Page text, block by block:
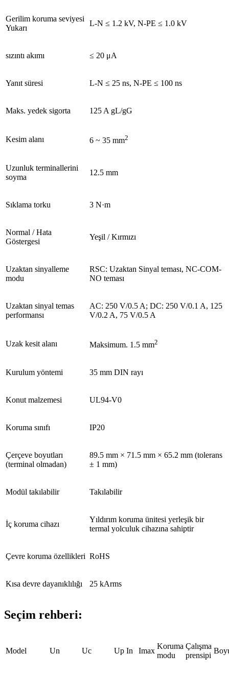
Gerilim koruma seviyesi
Yukarı
L-N ≤ 1.2 kV, N-PE ≤ 1.0 kV
sızıntı akımı ≤ 20 μA
Yanıt süresi L-N ≤ 25 ns, N-PE ≤ 100 ns
Maks. yedek sigorta 125 A gL/gG
Kesim alanı 6 ~ 35 mm2
Uzunluk terminallerini
soyma
12.5 mm
Sıklama torku 3 N·m
Normal / Hata
Göstergesi
Yeşil / Kırmızı
Uzaktan sinyalleme
modu
RSC: Uzaktan Sinyal teması, NC-COM-
NO teması
Uzaktan sinyal temas
performansı
AC: 250 V/0.5 A; DC: 250 V/0.1 A, 125
V/0.2 A, 75 V/0.5 A
Uzak kesit alanı Maksimum. 1.5 mm2
Kurulum yöntemi 35 mm DIN rayı
Konut malzemesi UL94-V0
Koruma sınıfı IP20
Çerçeve boyutları
(terminal olmadan)
89.5 mm × 71.5 mm × 65.2 mm (tolerans
± 1 mm)
Modül takılabilir Takılabilir
İç koruma cihazı
Yıldırım koruma ünitesi yerleşik bir
termal yolculuk cihazına sahiptir
Çevre koruma özellikleri RoHS
Kısa devre dayanıklılığı 25 kArms
Seçim rehberi:
Model Un Uc Up In Imax
Koruma
modu
Çalışma
prensipi